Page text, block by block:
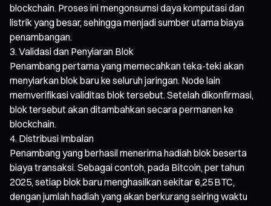
blockchain. Proses ini mengonsumsi daya komputasi dan
listrik yang besar, sehingga menjadi sumber utama biaya
penambangan.
Validasi dan Penyiaran Blok
Penambang pertama yang memecahkan teka-teki akan
menyiarkan blok baru ke seluruh jaringan. Node lain
memverifikasi validitas blok tersebut. Setelah dikonfirmasi,
blok tersebut akan ditambahkan secara permanen ke
blockchain.
Distribusi Imbalan
Penambang yang berhasil menerima hadiah blok beserta
biaya transaksi. Sebagai contoh, pada Bitcoin, per tahun
2025, setiap blok baru menghasilkan sekitar 6,25 BTC,
dengan jumlah hadiah yang akan berkurang seiring waktu